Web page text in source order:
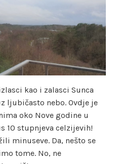
kao i zalasci Sunca
ljubičasto nebo. Ovdje je
oko Nove godine u
10 stupnjeva celzijevih!
minuseve. Da, nešto se
tome. No, ne